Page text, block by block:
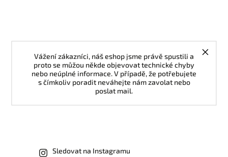
Vážení zákazníci, náš eshop jsme právě spustili a
proto se můžou někde objevovat technické chyby
nebo neúplné informace. V případě, že potřebujete
s čímkoliv poradit neváhejte nám zavolat nebo
poslat mail.
Sledovat na Instagramu